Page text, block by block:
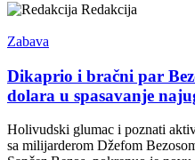
Redakcija
Zabava
Dikaprio i bračni par
dolara u spasavanje
Holivudski glumac i poznati
sa milijarderom Džefom